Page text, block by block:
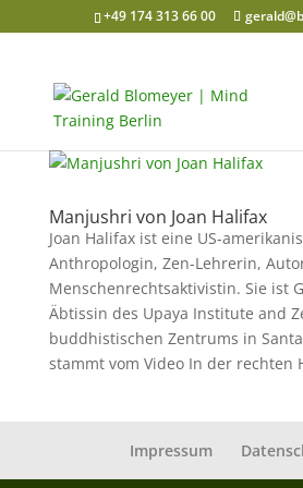
+49 174 313 66 00
Manjushri von Joan Halifax
Joan Halifax ist eine US-
Anthropologin, Zen-Lehrerin,
Menschenrechtsaktivistin. Sie ist
Äbtissin des Upaya Institute and
buddhistischen Zentrums in
stammt vom Video In der rechten
Impressum